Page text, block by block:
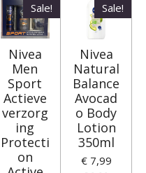
Sale!
Nivea
Men
Sport
Actieve
verzorg
ing
Protecti
on
Sale!
Nivea
Natural
Balance
Avocad
o Body
Lotion
350ml
€ 7,99